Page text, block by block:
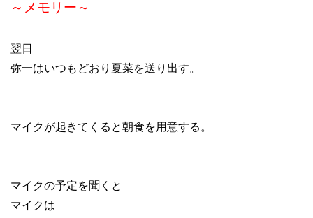
～メモリー～
翌日
弥一はいつもどおり夏菜を送り出す。
マイクが起きてくると朝食を用意する。
マイクの予定を聞くと
マイクは